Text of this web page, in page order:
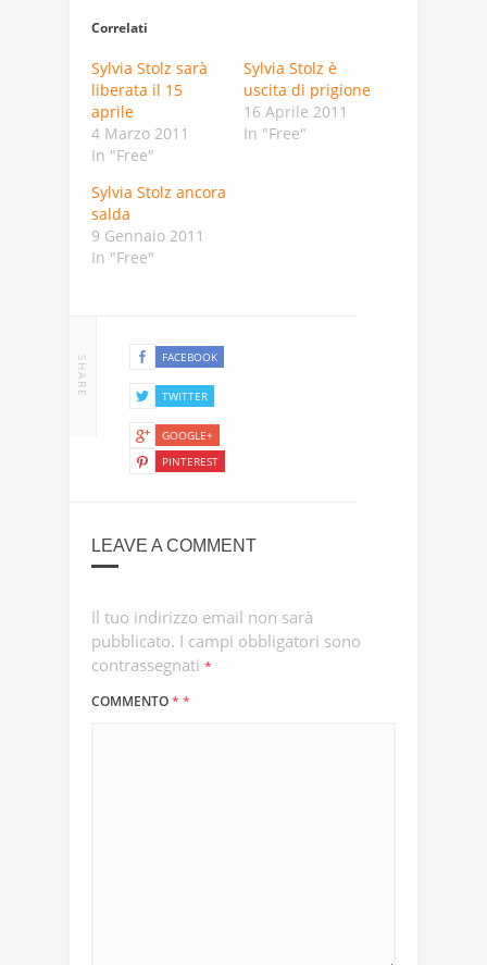
Correlati
Sylvia Stolz sarà
liberata il 15
aprile
4 Marzo 2011
In "Free"
Sylvia Stolz è
uscita di prigione
16 Aprile 2011
In "Free"
Sylvia Stolz ancora
salda
9 Gennaio 2011
In "Free"
SHARE FACEBOOK
TWITTER
GOOGLE+
PINTEREST
LEAVE A COMMENT
Il tuo indirizzo email non sarà
pubblicato. I campi obbligatori sono
contrassegnati *
COMMENTO* *